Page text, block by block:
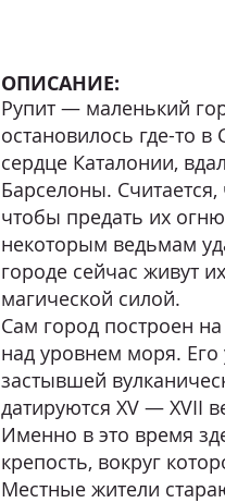
ОПИСАНИЕ:
Рупит — маленький
остановилось где-то
сердце Каталонии,
Барселоны.
чтобы предать их
некоторым ведьмам
городе сейчас живут
магической силой.
Сам город построен
над уровнем моря.
застывшей
датируются XV — XVII
Именно в это время
крепость, вокруг
Местные жители